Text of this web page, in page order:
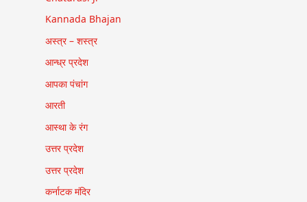
Kannada Bhajan
अस्त्र – शस्त्र
आन्ध्र प्रदेश
आपका पंचांग
आरती
आस्था के रंग
उत्तर प्रदेश
उत्तर प्रदेश
कर्नाटक मंदिर